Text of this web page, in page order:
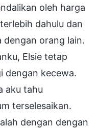
oleh harga
dahulu dan
dengan orang lain.
Elsie tetap
dengan kecewa.
aku tahu
terselesaikan.
dengan dengan